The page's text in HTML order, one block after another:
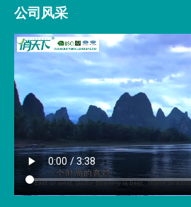
公司风采